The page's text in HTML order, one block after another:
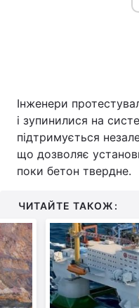
Інженери
і зупинилися на
підтримується
що дозволяє
поки бетон твердне.
ЧИТАЙТЕ ТАКОЖ: